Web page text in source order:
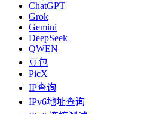
ChatGPT
Grok
Gemini
DeepSeek
QWEN
豆包
PicX
IP查询
IPv6地址查询